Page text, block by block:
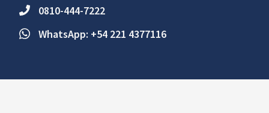
0810-444-7222
WhatsApp: +54 221 4377116